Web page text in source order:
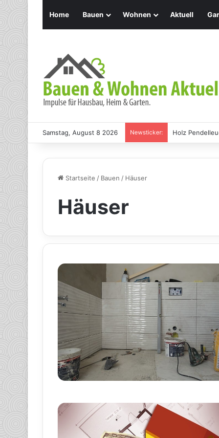
Home Bauen Wohnen Aktuell
Samstag, August 8 2026 Newsticker: Holz
Startseite / Bauen / Häuser
Häuser